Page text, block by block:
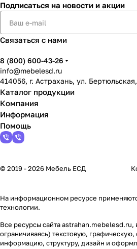
Подписаться на новости и акции
Связаться с нами
8 (800) 600-43-26
info@mebelesd.ru
414056, г. Астрахань, ул.
Каталог продукции
Компания
Информация
Помощь
© 2019 - 2026 Мебель ЕСД
На информационном ресурсе
технологии.
Все ресурсы сайта astrahan.mebelesd.ru,
ограничиваясь) текстовую,
информацию, структуру, дизайн и